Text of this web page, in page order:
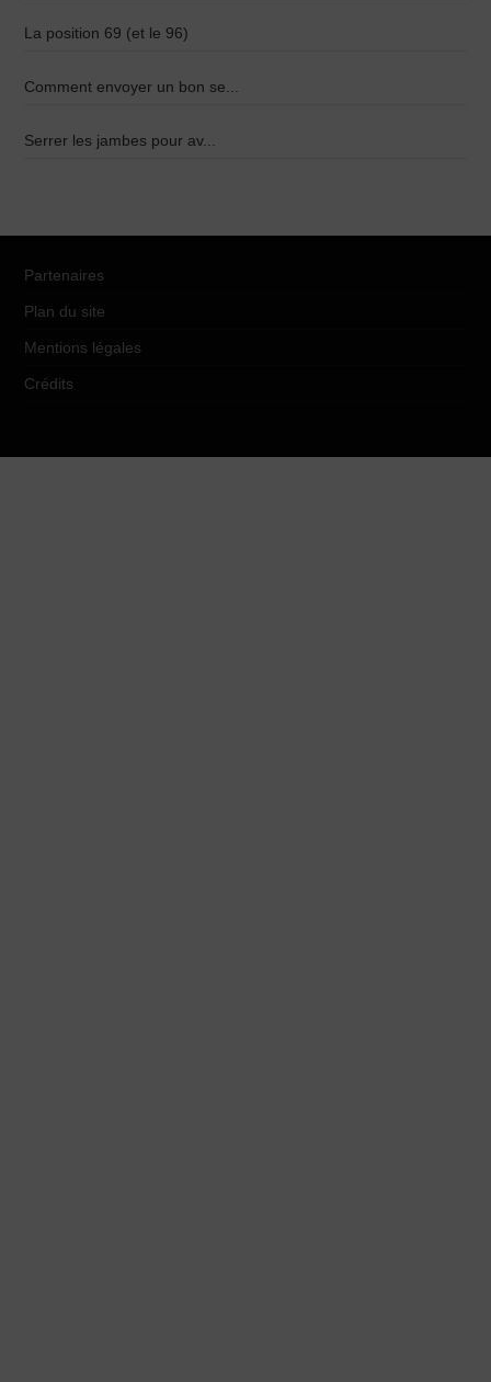
La position 69 (et le 96)
Comment envoyer un bon se...
Serrer les jambes pour av...
Partenaires
Plan du site
Mentions légales
Crédits